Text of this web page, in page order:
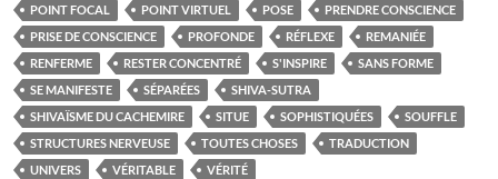
POINT FOCAL
POINT VIRTUEL POSE
PRENDRE CONSCIENCE
PRISE DE CONSCIENCE
PROFONDE RÉFLEXE
REMANIÉE
RENFERME
RESTER CONCENTRÉ S'INSPIRE
SANS FORME
SE MANIFESTE
SÉPARÉES
SHIVA-SUTRA
SHIVAÏSME DU CACHEMIRE
SITUE SOPHISTIQUÉES
SOUFFLE
STRUCTURES NERVEUSE
TOUTES CHOSES
TRADUCTION
UNIVERS
VÉRITABLE VÉRITÉ